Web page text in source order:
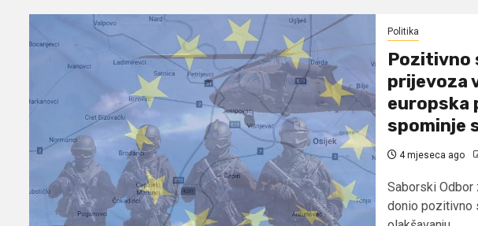
Politika
Pozitivno
prijevoza
europska
spominje
4 mjeseca ago
Saborski Odbor
donio pozitivno